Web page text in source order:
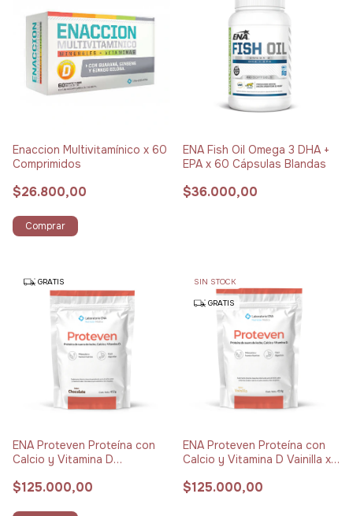
Enaccion Multivitamínico x 60
Comprimidos
$26.800,00
Comprar
ENA Fish Oil Omega 3 DHA +
EPA x 60 Cápsulas Blandas
$36.000,00
GRATIS
ENA Proteven Proteína con
Calcio y Vitamina D
$125.000,00
SIN STOCK
GRATIS
ENA Proteven Proteína con
Calcio y Vitamina D Vainilla x
$125.000,00